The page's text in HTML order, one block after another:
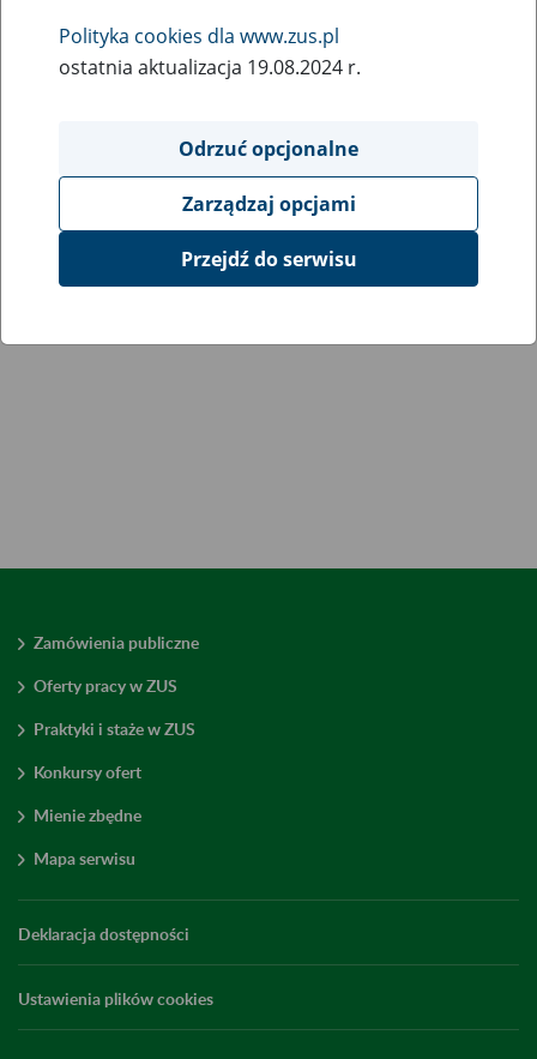
Zamówienia publiczne
Oferty pracy w ZUS
Praktyki i staże w ZUS
Konkursy ofert
Mienie zbędne
Mapa serwisu
Deklaracja dostępności
Ustawienia plików cookies
Polityka cookies dla www.zus.pl
ostatnia aktualizacja 19.08.2024 r.
Odrzuć opcjonalne
Zarządzaj opcjami
Przejdź do serwisu